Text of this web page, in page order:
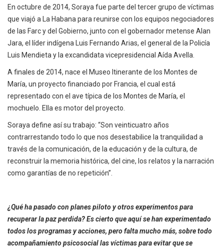
En octubre de 2014, Soraya fue parte del tercer grupo de víctimas
que viajó a La Habana para reunirse con los equipos negociadores
de las Farc y del Gobierno, junto con el gobernador metense Alan
Jara, el líder indígena Luis Fernando Arias, el general de la Policía
Luis Mendieta y la excandidata vicepresidencial Aída Avella.
A finales de 2014, nace el Museo Itinerante de los Montes de
María, un proyecto financiado por Francia, el cual está
representado con el ave típica de los Montes de María, el
mochuelo. Ella es motor del proyecto.
Soraya define así su trabajo: “Son veinticuatro años
contrarrestando todo lo que nos desestabilice la tranquilidad a
través de la comunicación, de la educación y de la cultura, de
reconstruir la memoria histórica, del cine, los relatos y la narración
como garantías de no repetición”.
¿Qué ha pasado con planes piloto y otros experimentos para
recuperar la paz perdida? Es cierto que aquí se han experimentado
todos los programas y acciones, pero falta mucho más, sobre todo
acompañamiento psicosocial las víctimas para evitar que se